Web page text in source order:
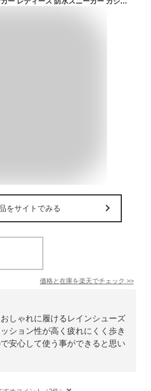
をサイトでみる
価格と在庫を楽天でチェック >>
しゃれに履けるレインシューズ
ション性が高く疲れにくく歩き
安心して使う事ができると思い